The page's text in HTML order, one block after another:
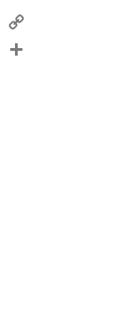
Email
Copy